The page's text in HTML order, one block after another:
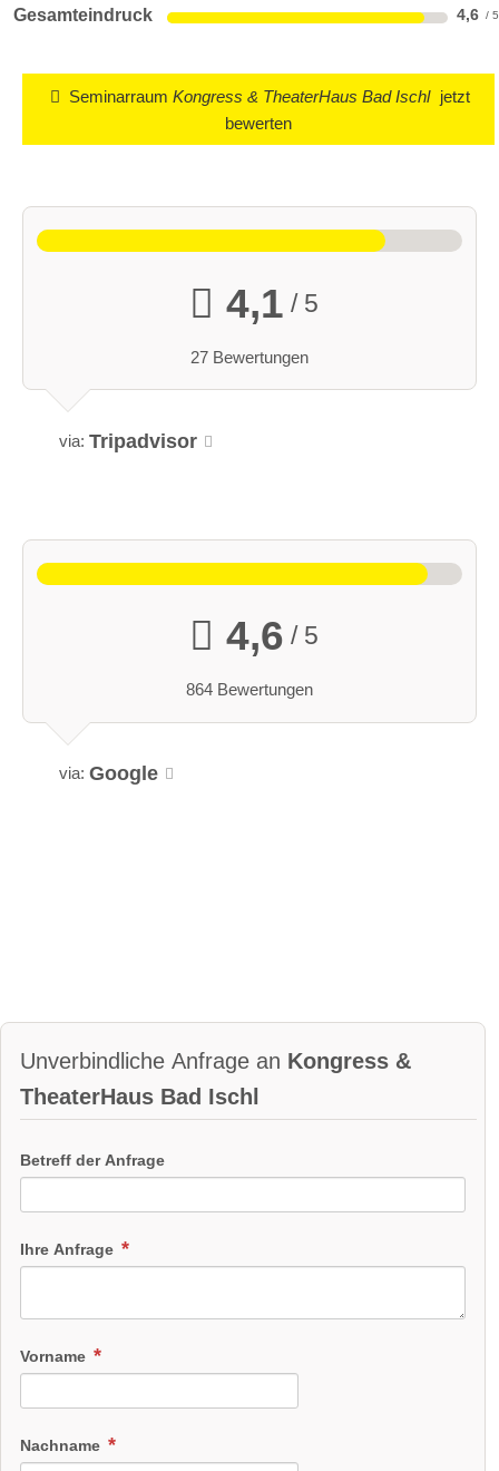
Gesamteindruck 4,6
SeminarraumKongress & TheaterHaus Bad Ischl jetzt
bewerten
4,1 / 5
27 Bewertungen
via: Tripadvisor
4,6 / 5
864 Bewertungen
via: Google
Unverbindliche Anfrage an Kongress &
TheaterHaus Bad Ischl
Betreff der Anfrage
Ihre Anfrage
Vorname
Nachname